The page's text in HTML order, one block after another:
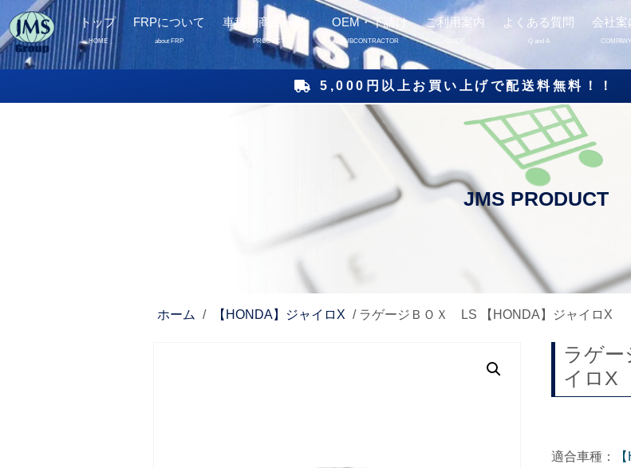
トップ
HOME
FRPについて
about FRP
車種別商品一覧
PRODUCT
OEM・下請け
SUBCONTRACTOR
ご利用案内 よくある質問
Q and A
会社案
COMPANY
5,000円以上お買い上げで配送料無料！！
ホーム / 【HONDA】ジャイロX / ラゲージＢＯＸ LS 【HONDA】ジャイロX
ラゲ
イロX
適合車種：